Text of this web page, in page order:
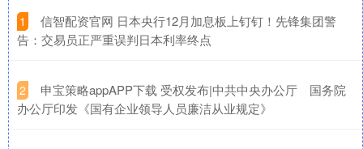
1
​信智配资官网 日本央行12月加息板上钉钉！先锋集团警
告：交易员正严重误判日本利率终点
2
​申宝策略appAPP下载 受权发布|中共中央办公厅 国务院
办公厅印发《国有企业领导人员廉洁从业规定》